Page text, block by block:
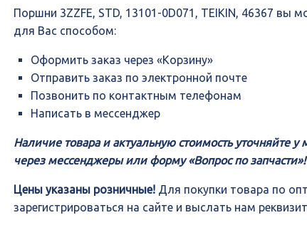
Поршни 3ZZFE, STD, 13101-0D071, TEIKIN, 46367
для Вас способом:
Оформить заказ через «Корзину»
Отправить заказ по электронной почте
Позвонить по контактным телефонам
Написать в мессенджер
Наличие товара и актуальную стоимость уточняйте
через мессенджеры или форму «Вопрос по запчасти»!
Цены указаны розничные! Для покупки товара по
зарегистрироваться на сайте и выслать нам